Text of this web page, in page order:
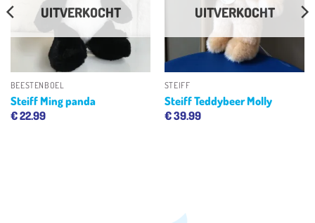
UITVERKOCHT
BEESTENBOEL
Steiff Ming panda
€22.99
UITVERKOCHT
STEIFF
Steiff Teddybeer Molly
€39.99